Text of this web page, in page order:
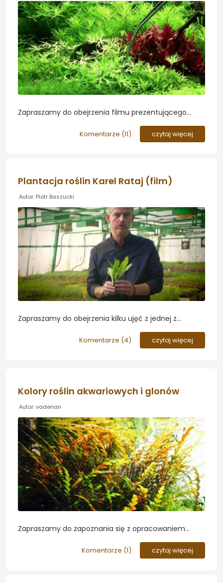
Zapraszamy do obejrzenia filmu prezentującego
- jednej z najciekawszych wizualnie roślin
Komentarze (11) czytaj więcej
Plantacja roślin Karel Rataj (film)
Autor: Piotr Baszucki
Zapraszamy do obejrzenia kilku ujęć z jednej z
akwariowych. Należy ona do Karela Rataja i znajduje
się w Czechach, niedalego granicy z Polską...
Komentarze (4) czytaj więcej
Kolory roślin akwariowych i glonów
Autor: vaderian
Zapraszamy do zapoznania się z opracowaniem
roślin akwariowych i glonów. Dlaczego rośliny nie
zawsze wybarwiają się na czerwono? Tego dowiecie
Komentarze (1) czytaj więcej